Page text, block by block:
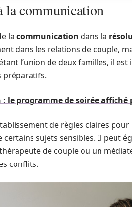
la communication
la communication dans la
dans les relations de couple,
l’union de deux familles, il est
préparatifs.
: le programme de soirée
de règles claires
certains sujets sensibles. Il peut
de couple ou un
conflits.